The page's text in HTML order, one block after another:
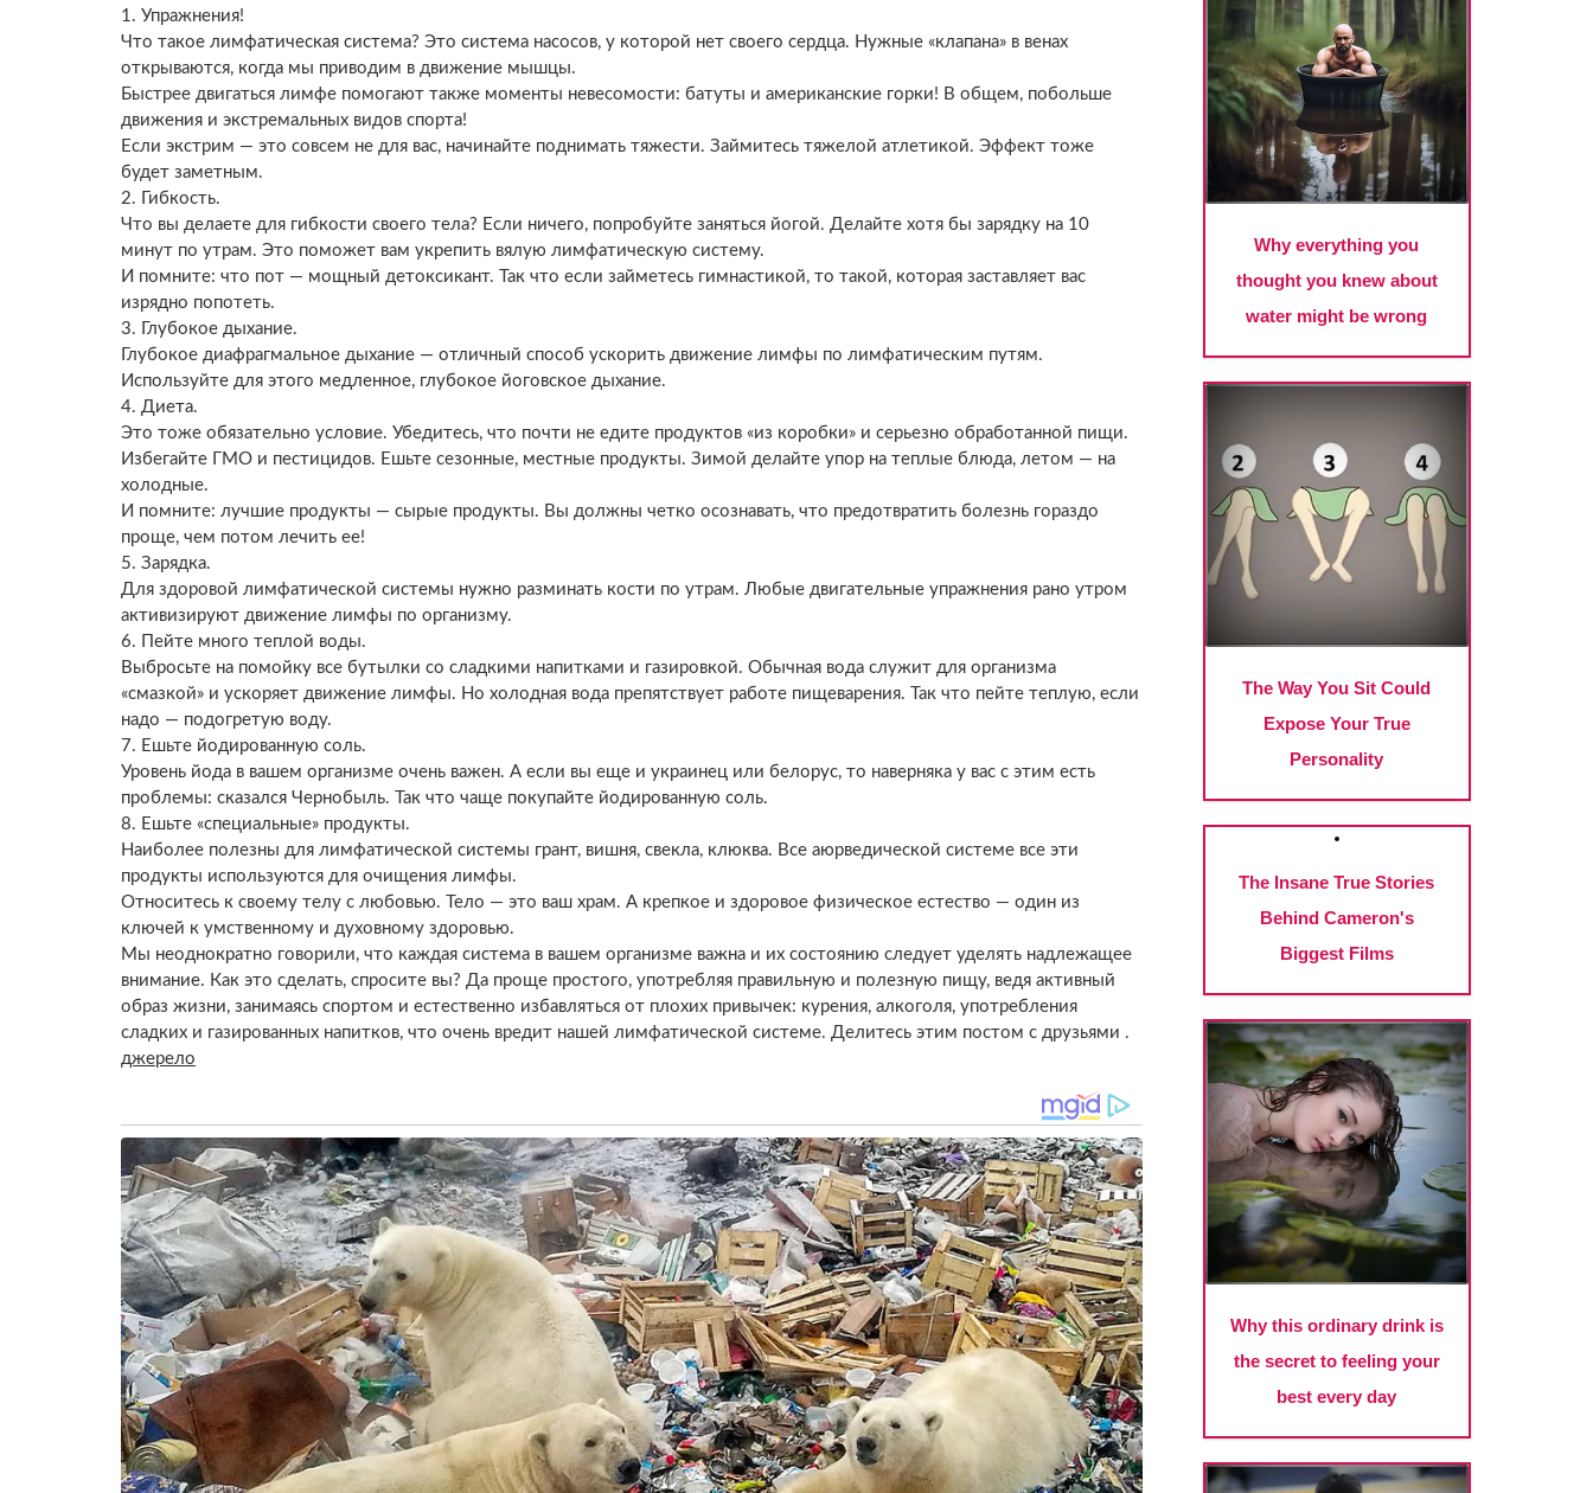
1. Упражнения!
Что такое лимфатическая система? Это система насосов, у которой нет своего сердца. Нужные «клапана» в венах
открываются, когда мы приводим в движение мышцы.
Быстрее двигаться лимфе помогают также моменты невесомости: батуты и американские горки! В общем, побольше
движения и экстремальных видов спорта!
Если экстрим — это совсем не для вас, начинайте поднимать тяжести. Займитесь тяжелой атлетикой. Эффект тоже
будет заметным.
2. Гибкость.
Что вы делаете для гибкости своего тела? Если ничего, попробуйте заняться йогой. Делайте хотя бы зарядку на 10
минут по утрам. Это поможет вам укрепить вялую лимфатическую систему.
И помните: что пот — мощный детоксикант. Так что если займетесь гимнастикой, то такой, которая заставляет вас
изрядно попотеть.
3. Глубокое дыхание.
Глубокое диафрагмальное дыхание — отличный способ ускорить движение лимфы по лимфатическим путям.
Используйте для этого медленное, глубокое йоговское дыхание.
4. Диета.
Это тоже обязательно условие. Убедитесь, что почти не едите продуктов «из коробки» и серьезно обработанной пищи.
Избегайте ГМО и пестицидов. Ешьте сезонные, местные продукты. Зимой делайте упор на теплые блюда, летом — на
холодные.
И помните: лучшие продукты — сырые продукты. Вы должны четко осознавать, что предотвратить болезнь гораздо
проще, чем потом лечить ее!
5. Зарядка.
Для здоровой лимфатической системы нужно разминать кости по утрам. Любые двигательные упражнения рано утром
активизируют движение лимфы по организму.
6. Пейте много теплой воды.
Выбросьте на помойку все бутылки со сладкими напитками и газировкой. Обычная вода служит для организма
«смазкой» и ускоряет движение лимфы. Но холодная вода препятствует работе пищеварения. Так что пейте теплую, если
надо — подогретую воду.
7. Ешьте йодированную соль.
Уровень йода в вашем организме очень важен. А если вы еще и украинец или белорус, то наверняка у вас с этим есть
проблемы: сказался Чернобыль. Так что чаще покупайте йодированную соль.
8. Ешьте «специальные» продукты.
Наиболее полезны для лимфатической системы грант, вишня, свекла, клюква. Все аюрведической системе все эти
продукты используются для очищения лимфы.
Относитесь к своему телу с любовью. Тело — это ваш храм. А крепкое и здоровое физическое естество — один из
ключей к умственному и духовному здоровью.
Мы неоднократно говорили, что каждая система в вашем организме важна и их состоянию следует уделять надлежащее
внимание. Как это сделать, спросите вы? Да проще простого, употребляя правильную и полезную пищу, ведя активный
образ жизни, занимаясь спортом и естественно избавляться от плохих привычек: курения, алкоголя, употребления
сладких и газированных напитков, что очень вредит нашей лимфатической системе. Делитесь этим постом с друзьями .
джерело